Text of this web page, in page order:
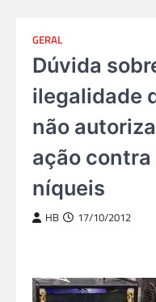
GERAL
Dúvida
ilegalidade
não
ação
níqueis
HB 17/10/2012